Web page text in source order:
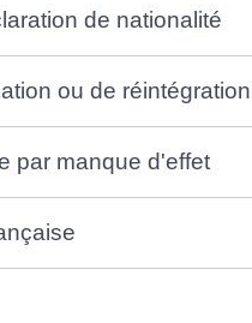
de nationalité
ou de réintégration
par manque d'effet